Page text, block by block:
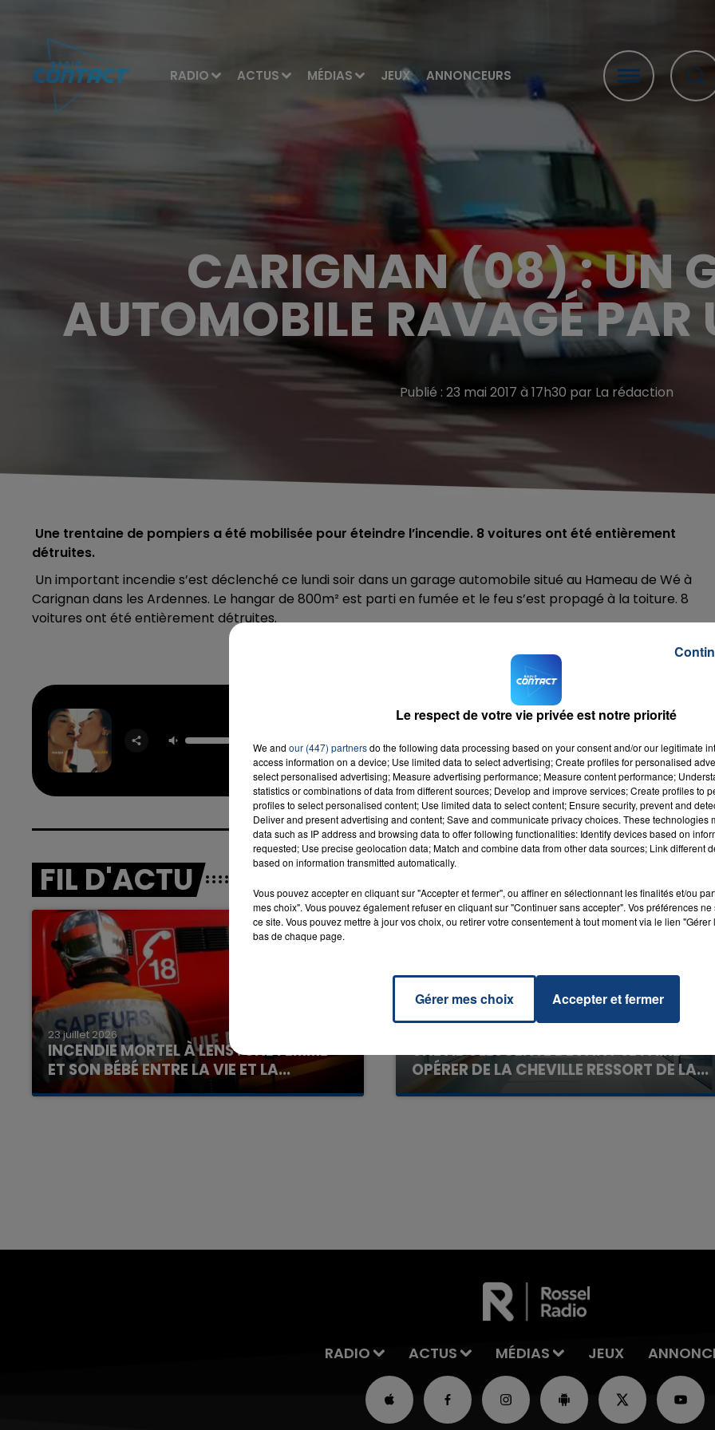
RADIO ACTUS MÉDIAS JEUX ANNONCEURS
16h00 - 20h00
LA TEAM DU WEEK-END
7h00 - 12h00
LA TEAM DU WEEK-END
CARIGNAN (08) : UN
AUTOMOBILE RAVAGÉ PAR
Publié : 23 mai 2017 à 17h30 par La rédaction
Une trentaine de pompiers a été mobilisée pour éteindre l’incendie. 8 voitures ont été entièrement
détruites.
Un important incendie s’est déclenché ce lundi soir dans un garage automobile situé au Hameau de Wé à
Carignan dans les Ardennes. Le hangar de 800m² est parti en fumée et le feu s’est propagé à la toiture. 8
voitures ont été entièrement détruites.
DUA LIPA
FIL D'ACTU
23 juillet 2026
INCENDIE MORTEL À LENS : UNE FEMME
ET SON BÉBÉ ENTRE LA VIE ET LA...
Un homme s'est immolé par le feu après avoir
UNE ADOLESCENTE DEVANT SE FAIRE
OPÉRER DE LA CHEVILLE RESSORT DE LA...
La famille a porté plainte contre la clinique qui a
RADIO ACTUS MÉDIAS JEUX
Le respect de votre vie privée est notre priorité
We and our (447) partnersdo the following data processing based on your consent and/or our legitimate
access information on a device; Use limited data to select advertising; Create profiles for personalised
select personalised advertising; Measure advertising performance; Measure content performance;
statistics or combinations of data from different sources; Develop and improve services; Create profiles to
profiles to select personalised content; Use limited data to select content; Ensure security, prevent and
Deliver and present advertising and content; Save and communicate privacy choices. These technologies
data such as IP address and browsing data to offer following functionalities: Identify devices based on
requested; Use precise geolocation data; Match and combine data from other data sources; Link different
based on information transmitted automatically.
Vous pouvez accepter en cliquant sur "Accepter et fermer", ou affiner en sélectionnant les finalités et/ou
mes choix". Vous pouvez également refuser en cliquant sur "Continuer sans accepter". Vos préférences
ce site. Vous pouvez mettre à jour vos choix, ou retirer votre consentement à tout moment via le lien
bas de chaque page.
Gérer mes choix Accepter et fermer